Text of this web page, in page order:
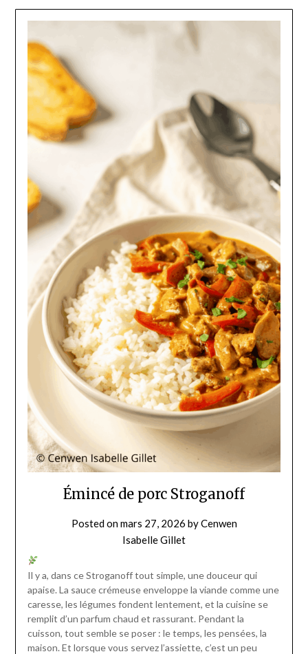
Émincé de porc Stroganoff
Posted onmars 27, 2026 byCenwen
Isabelle Gillet
Il y a, dans ce Stroganoff tout simple, une douceur qui
apaise. La sauce crémeuse enveloppe la viande comme une
caresse, les légumes fondent lentement, et la cuisine se
remplit d’un parfum chaud et rassurant. Pendant la
cuisson, tout semble se poser : le temps, les pensées, la
maison. Et lorsque vous servez l’assiette, c’est un peu